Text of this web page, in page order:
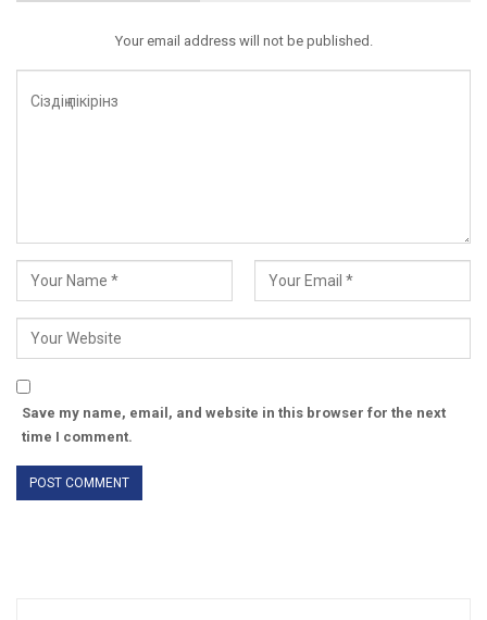
Your email address will not be published.
Save my name, email, and website in this browser for the next
time I comment.